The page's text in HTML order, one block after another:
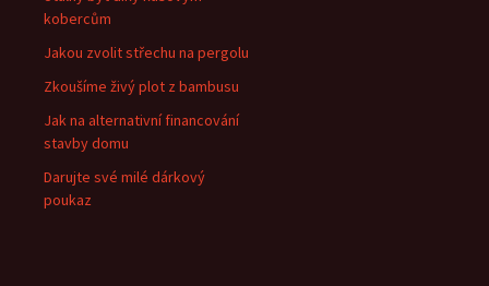
kobercům
Jakou zvolit střechu na pergolu
Zkoušíme živý plot z bambusu
Jak na alternativní financování
stavby domu
Darujte své milé dárkový
poukaz